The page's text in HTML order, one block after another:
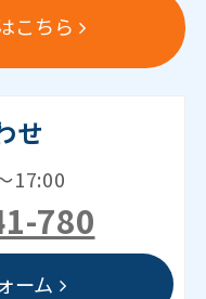
こちら
せ
17:00
780
ーム